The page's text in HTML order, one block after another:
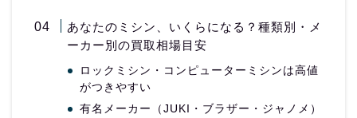
あなたのミシン、いくらになる？種類別・メ
ーカー別の買取相場目安
ロックミシン・コンピューターミシンは高値
がつきやすい
有名メーカー（JUKI・ブラザー・ジャノメ）